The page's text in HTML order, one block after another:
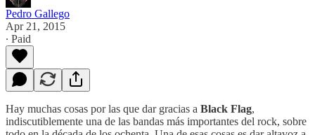
Pedro Gallego
Apr 21, 2015
∙ Paid
Hay muchas cosas por las que dar gracias a Black Flag,
indiscutiblemente una de las bandas más importantes del rock, sobre